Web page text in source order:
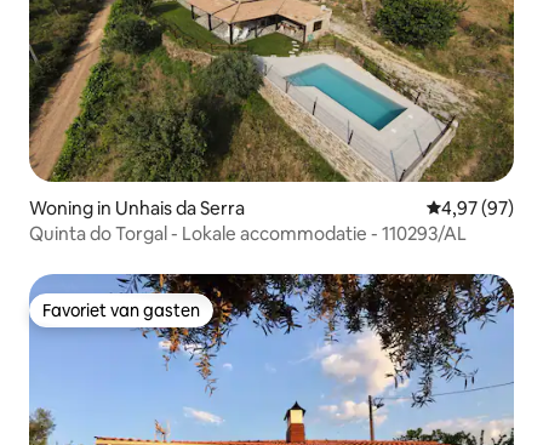
Woning in Unhais da Serra Gemiddelde
4,97 (97)
Quinta do Torgal - Lokale accommodatie - 110293/AL
Favoriet van gasten
Favoriet van gasten